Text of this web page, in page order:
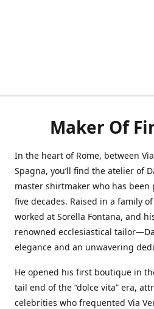
Maker Of
In the heart of Rome, between
Spagna, you’ll find the atelier of
master shirtmaker who has
five decades. Raised in a family
worked at Sorella Fontana, and
renowned ecclesiastical
elegance and an unwavering
He opened his first boutique in
tail end of the “dolce vita” era,
celebrities who frequented Via